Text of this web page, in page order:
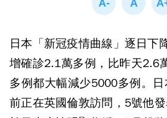
日本「新冠疫情曲線」逐日下
增確診2.1萬多例，比昨天2.6
多例都大幅減少5000多例。
前正在英國倫敦訪問，5號他